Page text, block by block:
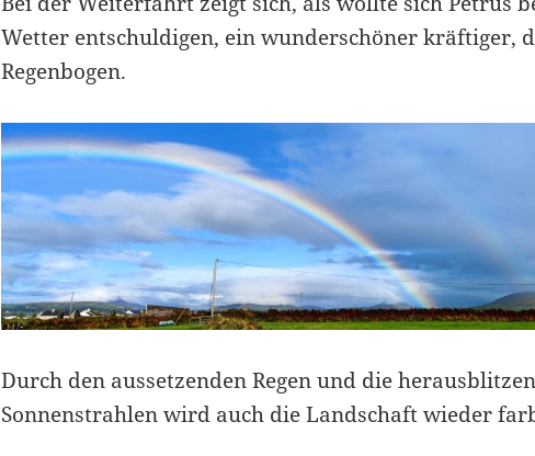
Wetter entschuldigen, ein wunderschöner kräftiger,
Regenbogen.
Durch den aussetzenden Regen und die
Sonnenstrahlen wird auch die Landschaft wieder